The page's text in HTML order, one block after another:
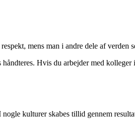
mens man i andre dele af
Hvis du arbejder med
kulturer skabes tillid gennem